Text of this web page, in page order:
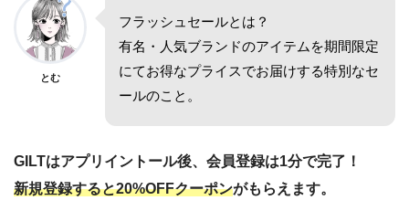
とむ
フラッシュセールとは？
有名・人気ブランドのアイテムを期間限定
にてお得なプライスでお届けする特別なセ
ールのこと。
GILTはアプリイントール後、会員登録は1分で完了！
新規登録すると20%OFFクーポンがもらえます。